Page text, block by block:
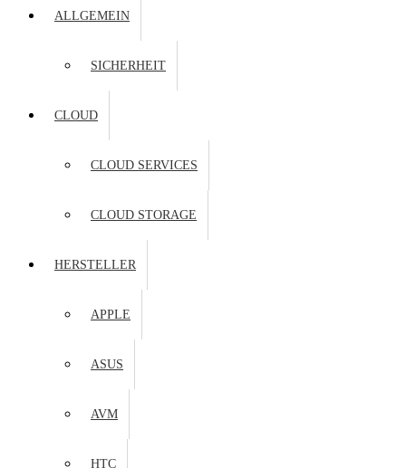
ALLGEMEIN
SICHERHEIT
CLOUD
CLOUD SERVICES
CLOUD STORAGE
HERSTELLER
APPLE
ASUS
AVM
HTC